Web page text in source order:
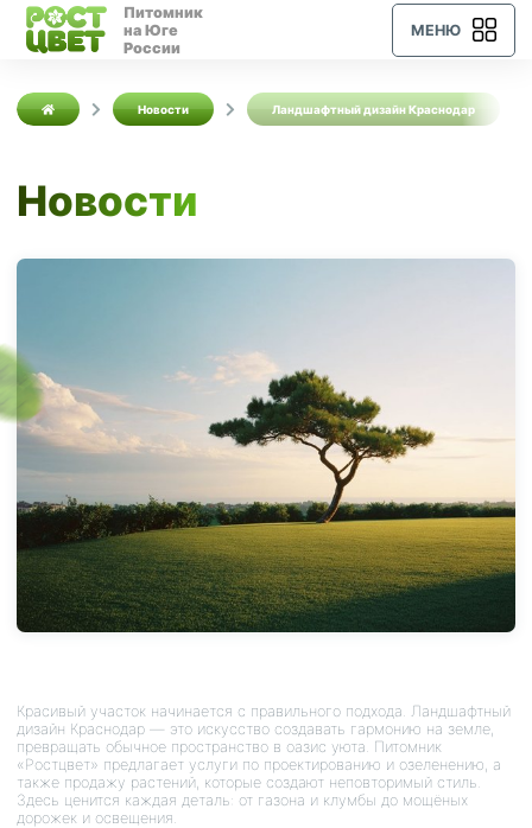
Питомник
на Юге
России
МЕНЮ
Новости Ландшафтный дизайн Краснодар
Новости
Красивый участок начинается с правильного подхода. Ландшафтный
дизайн Краснодар — это искусство создавать гармонию на земле,
превращать обычное пространство в оазис уюта. Питомник
«Ростцвет» предлагает услуги по проектированию и озеленению, а
также продажу растений, которые создают неповторимый стиль.
Здесь ценится каждая деталь: от газона и клумбы до мощёных
дорожек и освещения.